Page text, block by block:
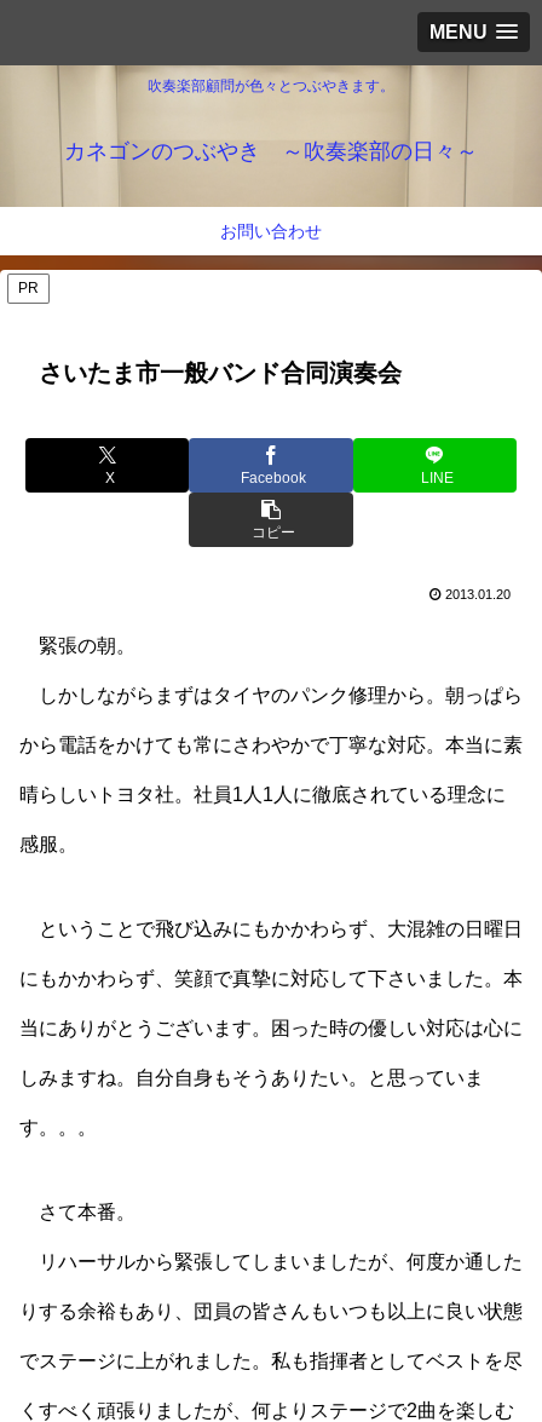
MENU
吹奏楽部顧問が色々とつぶやきます。
カネゴンのつぶやき ～吹奏楽部の日々～
お問い合わせ
PR
さいたま市一般バンド合同演奏会
X Facebook LINE
コピー
2013.01.20
緊張の朝。
しかしながらまずはタイヤのパンク修理から。朝っぱら
から電話をかけても常にさわやかで丁寧な対応。本当に素
晴らしいトヨタ社。社員1人1人に徹底されている理念に
感服。
ということで飛び込みにもかかわらず、大混雑の日曜日
にもかかわらず、笑顔で真摯に対応して下さいました。本
当にありがとうございます。困った時の優しい対応は心に
しみますね。自分自身もそうありたい。と思っていま
す。。。
さて本番。
リハーサルから緊張してしまいましたが、何度か通した
りする余裕もあり、団員の皆さんもいつも以上に良い状態
でステージに上がれました。私も指揮者としてベストを尽
くすべく頑張りましたが、何よりステージで2曲を楽しむ